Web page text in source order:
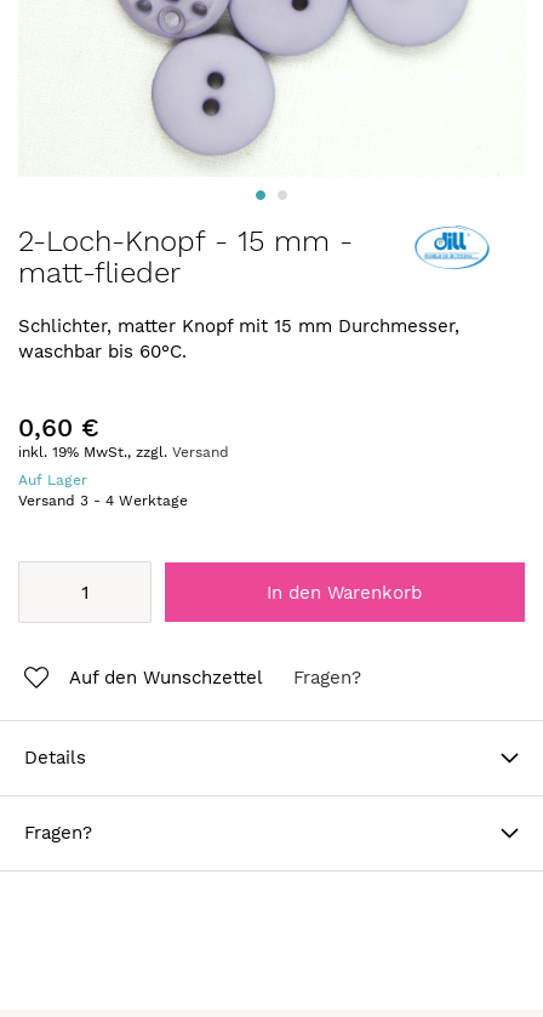
Anfang
der
springen
2-Loch-Knopf - 15 mm -
matt-flieder
Schlichter, matter Knopf mit 15 mm Durchmesser,
waschbar bis 60°C.
0,60 €
inkl. 19% MwSt., zzgl. Versand
Auf Lager
Versand 3 - 4 Werktage
In den Warenkorb
Auf den Wunschzettel Fragen?
Details
Fragen?